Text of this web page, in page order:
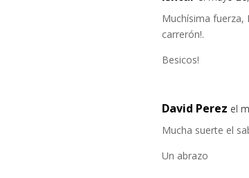
Muchísima fuerza,
carrerón!.
Besicos!
David Perez el
Mucha suerte el
Un abrazo